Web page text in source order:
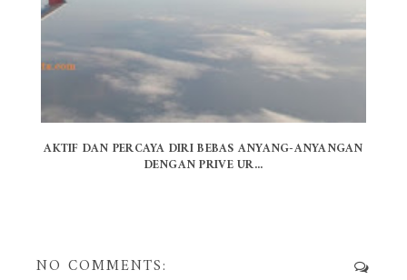
AKTIF DAN PERCAYA DIRI BEBAS ANYANG-ANYANGAN
DENGAN PRIVE UR...
NO COMMENTS: